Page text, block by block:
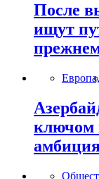
После
ищут
Европа,
ключом